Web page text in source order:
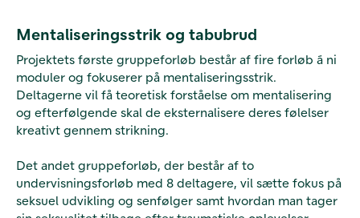
Mentaliseringsstrik og tabubrud
Projektets første gruppeforløb består af fire forløb á ni
moduler og fokuserer på mentaliseringsstrik.
Deltagerne vil få teoretisk forståelse om mentalisering
og efterfølgende skal de eksternalisere deres følelser
kreativt gennem strikning.
Det andet gruppeforløb, der består af to
undervisningsforløb med 8 deltagere, vil sætte fokus på
seksuel udvikling og senfølger samt hvordan man tager